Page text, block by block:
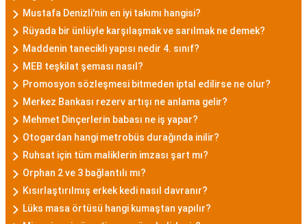
Mustafa Denizli'nin en iyi takımı hangisi?
Rüyada bir ünlüyle karşılaşmak ve sarılmak ne demek?
Maddenin tanecikli yapısı nedir 4. sınıf?
MEB teşkilat şeması nasıl?
Promosyon sözleşmesi bitmeden iptal edilirse ne olur?
Merkez Bankası rezerv artışı ne anlama gelir?
Mehmet Dinçerlerin babası ne iş yapar?
Otogardan hangi metrobüs durağında inilir?
Ruhsat için tüm maliklerin imzası şart mı?
Orphan 2 ve 3 bağlantılı mı?
Kısırlaştırılmış erkek kedi nasıl davranır?
Lüks masa örtüsü hangi kumaştan yapılır?